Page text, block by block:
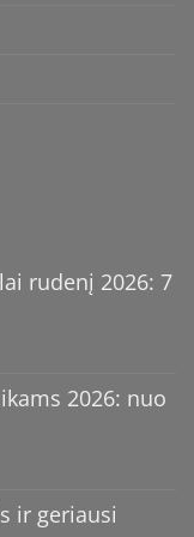
rudenį 2026: 7
2026: nuo
ir geriausi